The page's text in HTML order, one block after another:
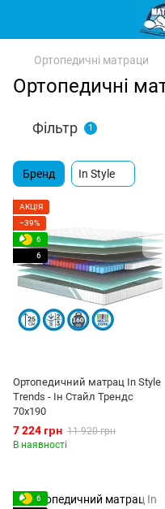
Ортопедичні матраци
Ортопедичні
Фільтр 1
Бренд In Style
АКЦІЯ
−39%
6
6
Ортопедичний матрац In Style
Trends - Ін Стайл Трендс
70x190
7 224 грн 11 920 грн
В наявності
6